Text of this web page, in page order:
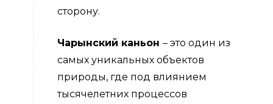
сторону.
Чарынский каньон – это один из
самых уникальных объектов
природы, где под влиянием
тысячелетних процессов